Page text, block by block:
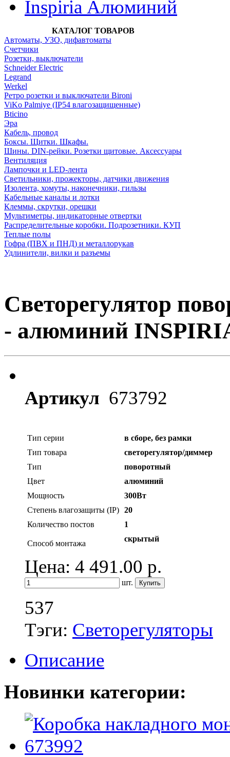
Inspiria Алюминий
КАТАЛОГ ТОВАРОВ
Автоматы, УЗО, дифавтоматы
Счетчики
Розетки, выключатели
Schneider Electric
Legrand
Werkel
Ретро розетки и выключатели Bironi
ViKo Palmiye (IP54 влагозащищенные)
Bticino
Эра
Кабель, провод
Боксы. Щитки. Шкафы.
Шины. DIN-рейки. Розетки щитовые. Аксессуары
Вентиляция
Лампочки и LED-лента
Светильники, прожекторы, датчики движения
Изолента, хомуты, наконечники, гильзы
Кабельные каналы и лотки
Клеммы, скрутки, орешки
Мультиметры, индикаторные отвертки
Распределительные коробки. Подрозетники. КУП
Теплые полы
Гофра (ПВХ и ПНД) и металлорукав
Удлинители, вилки и разъемы
Светорегулятор
- алюминий
Артикул 673792
Тип серии
в сборе, без рамки
Тип товара
светорегулятор/диммер
Тип
поворотный
Цвет
алюминий
Мощность
300Вт
Степень влагозащиты (IP) 20
Количество постов
1
Способ монтажа
скрытый
Цена: 4 491.00 р.
шт.
537
Тэги: Светорегуляторы
Описание
Новинки категории: